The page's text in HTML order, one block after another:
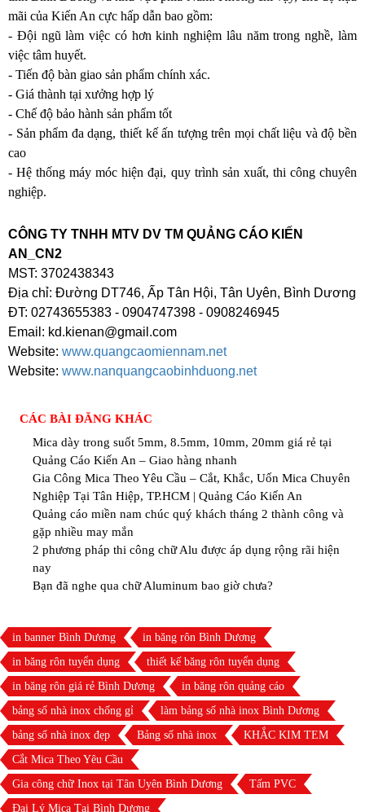
mãi của Kiến An cực hấp dẫn bao gồm:
- Đội ngũ làm việc có hơn kinh nghiệm lâu năm trong nghề, làm
việc tâm huyết.
- Tiến độ bàn giao sản phẩm chính xác.
- Giá thành tại xưởng hợp lý
- Chế độ bảo hành sản phẩm tốt
- Sản phẩm đa dạng, thiết kế ấn tượng trên mọi chất liệu và độ bền
cao
- Hệ thống máy móc hiện đại, quy trình sản xuất, thi công chuyên
nghiệp.
CÔNG TY TNHH MTV DV TM QUẢNG CÁO KIẾN
AN_CN2
MST: 3702438343
Địa chỉ: Đường DT746, Ấp Tân Hội, Tân Uyên, Bình Dương
ĐT: 02743655383 - 0904747398 - 0908246945
Email: kd.kienan@gmail.com
Website: www.quangcaomiennam.net
Website: www.nanquangcaobinhduong.net
CÁC BÀI ĐĂNG KHÁC
Mica dày trong suốt 5mm, 8.5mm, 10mm, 20mm giá rẻ tại
Quảng Cáo Kiến An – Giao hàng nhanh
Gia Công Mica Theo Yêu Cầu – Cắt, Khắc, Uốn Mica Chuyên
Nghiệp Tại Tân Hiệp, TP.HCM | Quảng Cáo Kiến An
Quảng cáo miền nam chúc quý khách tháng 2 thành công và
gặp nhiều may mắn
2 phương pháp thi công chữ Alu được áp dụng rộng rãi hiện
nay
Bạn đã nghe qua chữ Aluminum bao giờ chưa?
in banner Bình Dương
in băng rôn Bình Dương
in băng rôn tuyển dụng
thiết kế băng rôn tuyển dụng
in băng rôn giá rẻ Bình Dương
in băng rôn quảng cáo
bảng số nhà inox chống gỉ
làm bảng số nhà inox Bình Dương
bảng số nhà inox đẹp
Bảng số nhà inox
KHẮC KIM TEM
Cắt Mica Theo Yêu Cầu
Gia công chữ Inox tại Tân Uyên Bình Dương
Tấm PVC
Đại Lý Mica Tại Bình Dương